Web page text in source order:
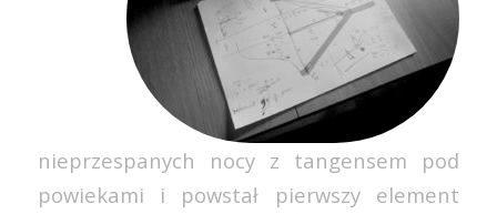
nieprzespanych nocy z tangensem pod
powiekami i powstał pierwszy element